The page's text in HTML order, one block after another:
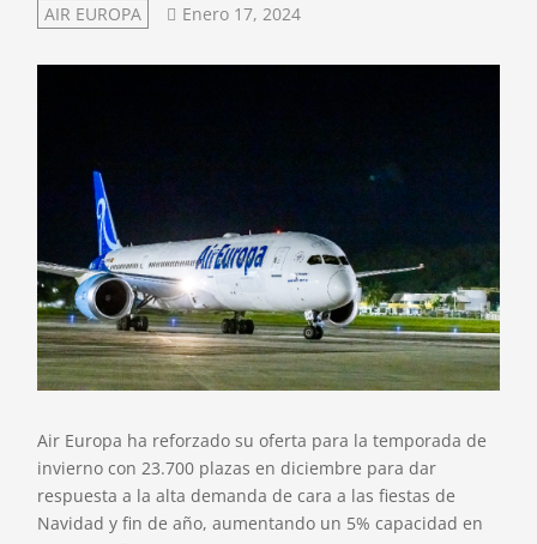
AIR EUROPA Enero 17, 2024
Air Europa ha reforzado su oferta para la temporada de
invierno con 23.700 plazas en diciembre para dar
respuesta a la alta demanda de cara a las fiestas de
Navidad y fin de año, aumentando un 5% capacidad en